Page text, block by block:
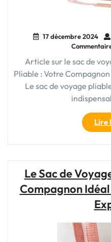
17 décembre 2024
Article sur le sac de
Pliable : Votre
Le sac de voyage
Lire
Le Sac de
Compagnon